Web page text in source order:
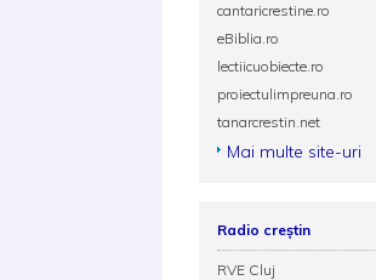
cantaricrestine.ro
eBiblia.ro
lectiicuobiecte.ro
proiectulimpreuna.ro
tanarcrestin.net
Mai multe site-uri
Radio creștin
RVE Cluj